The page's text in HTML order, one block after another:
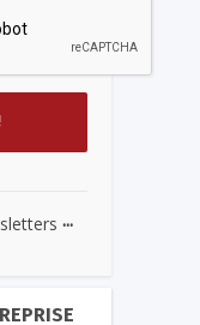
...